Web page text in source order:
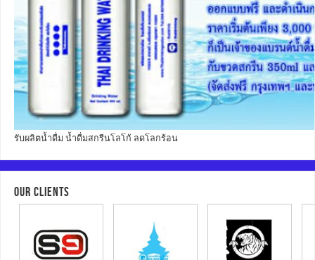
รับผลิตน้ำดื่ม น้ำดื่มสกรีนโลโก้ ลดโลกร้อน
OUR CLIENTS